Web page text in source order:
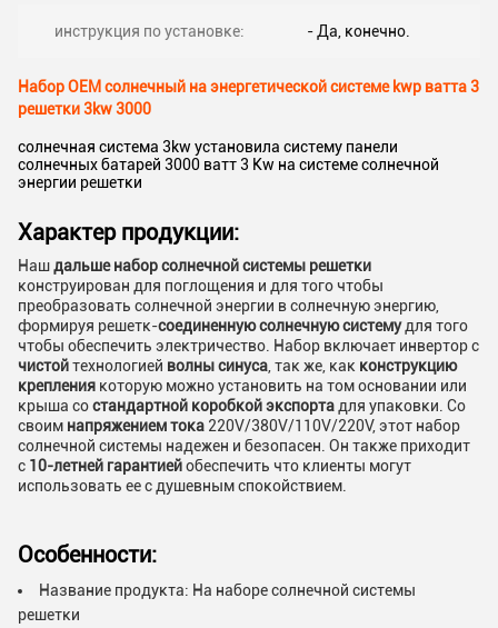
инструкция по установке: - Да, конечно.
Набор OEM солнечный на энергетической системе kwp ватта 3
решетки 3kw 3000
солнечная система 3kw установила систему панели
солнечных батарей 3000 ватт 3 Kw на системе солнечной
энергии решетки
Характер продукции:
Нашдальше набор солнечной системы решетки
конструирован для поглощения и для того чтобы
преобразовать солнечной энергии в солнечную энергию,
формируя решетк-соединенную солнечную системудля того
чтобы обеспечить электричество. Набор включает инвертор с
чистойтехнологией волны синуса , так же, как конструкцию
крепления которую можно установить на том основании или
крыша состандартной коробкой экспорта для упаковки. Со
своим напряжением тока 220V/380V/110V/220V, этот набор
солнечной системы надежен и безопасен. Он также приходит
с 10-летней гарантиейобеспечить что клиенты могут
использовать ее с душевным спокойствием.
Особенности:
Название продукта: На наборе солнечной системы
решетки